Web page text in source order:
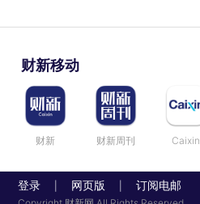
财新移动
财新 财新周刊 Caixin
登录 网页版 订阅电邮